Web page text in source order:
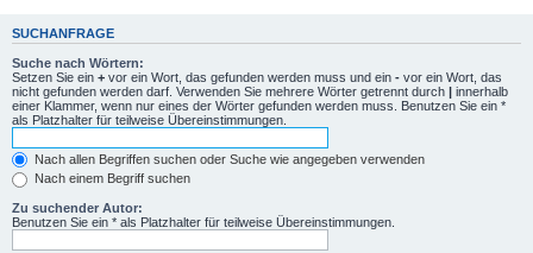
SUCHANFRAGE
Suche nach Wörtern:
Setzen Sie ein + vor ein Wort, das gefunden werden muss und ein - vor ein Wort, das
nicht gefunden werden darf. Verwenden Sie mehrere Wörter getrennt durch | innerhalb
einer Klammer, wenn nur eines der Wörter gefunden werden muss. Benutzen Sie ein *
als Platzhalter für teilweise Übereinstimmungen.
Nach allen Begriffen suchen oder Suche wie angegeben verwenden
Nach einem Begriff suchen
Zu suchender Autor:
Benutzen Sie ein * als Platzhalter für teilweise Übereinstimmungen.